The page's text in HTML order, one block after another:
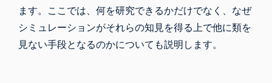
ます。ここでは、何を研究できるかだけでなく、なぜ
シミュレーションがそれらの知見を得る上で他に類を
見ない手段となるのかについても説明します。